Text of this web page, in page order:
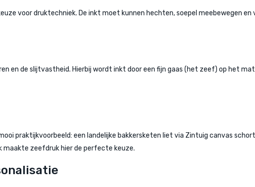
voor druktechniek. De inkt moet kunnen hechten, soepel meebewegen en
en de slijtvastheid. Hierbij wordt inkt door een fijn gaas (het zeef) op het
praktijkvoorbeeld: een landelijke bakkersketen liet via Zintuig canvas
maakte zeefdruk hier de perfecte keuze.